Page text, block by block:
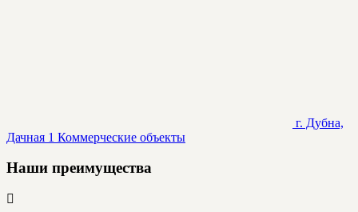
г. Дубна,
Дачная 1 Коммерческие объекты
Наши преимущества